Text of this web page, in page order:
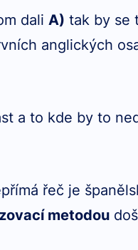
daliA) tak by se
anglických
a to kde by to
řeč je
metodou